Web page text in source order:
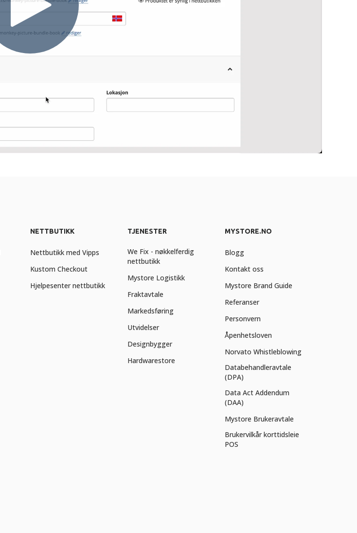
NETTBUTIKK
Nettbutikk med Vipps
Kustom Checkout
Hjelpesenter nettbutikk
TJENESTER
We Fix - nøkkelferdig
nettbutikk
Mystore Logistikk
Fraktavtale
Markedsføring
Utvidelser
Designbygger
Hardwarestore
MYSTORE.NO
Blogg
Kontakt oss
Mystore Brand Guide
Referanser
Personvern
Åpenhetsloven
Norvato Whistleblowing
Databehandleravtale
(DPA)
Data Act Addendum
(DAA)
Mystore Brukeravtale
Brukervilkår korttidsleie
POS